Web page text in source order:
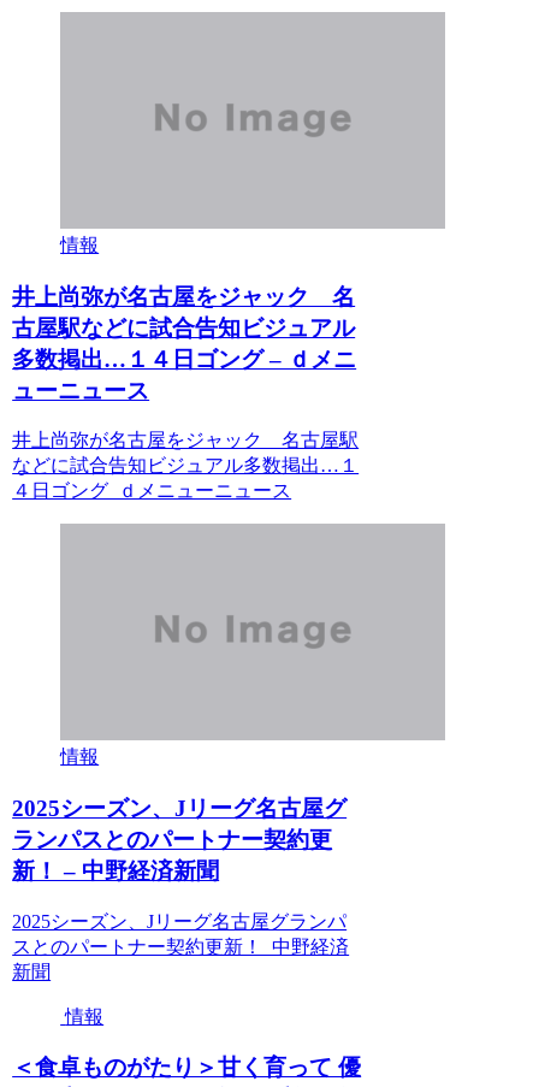
情報
井上尚弥が名古屋をジャック 名
古屋駅などに試合告知ビジュアル
多数掲出…１４日ゴング – ｄメニ
ューニュース
井上尚弥が名古屋をジャック 名古屋駅
などに試合告知ビジュアル多数掲出…１
４日ゴング ｄメニューニュース
情報
2025シーズン、Jリーグ名古屋グ
ランパスとのパートナー契約更
新！ – 中野経済新聞
2025シーズン、Jリーグ名古屋グランパ
スとのパートナー契約更新！ 中野経済
新聞
情報
＜食卓ものがたり＞甘く育って 優